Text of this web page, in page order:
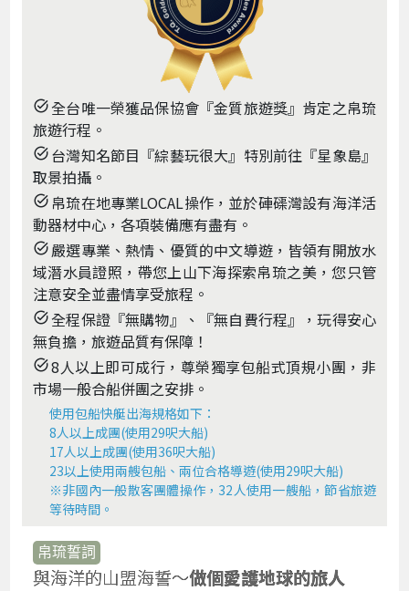
task_alt全台唯一榮獲品保協會『金質旅遊獎』 肯定之帛琉
旅遊行程。
task_alt 台灣知名節目『綜藝玩很大』特別前往『星象島』
取景拍攝。
task_alt 帛琉在地專業LOCAL操作，並於硨磲灣設有海洋活
動器材中心，各項裝備應有盡有。
task_alt 嚴選專業、熱情、優質的中文導遊，皆領有開放水
域潛水員證照，帶您上山下海探索帛琉之美，您只管
注意安全並盡情享受旅程。
task_alt全程保證『無購物』、『無自費行程』，玩得安心
無負擔，旅遊品質有保障！
task_alt8人以上即可成行，尊榮獨享包船式頂規小團，非
市場一般合船併團之安排。
使用包船快艇出海規格如下：
8人以上成團(使用29呎大船)
17人以上成團(使用36呎大船)
23以上使用兩艘包船、兩位合格導遊(使用29呎大船)
※非國內一般散客團體操作，32人使用一艘船，節省旅遊
等待時間。
帛琉誓詞
與海洋的山盟海誓～做個愛護地球的旅人